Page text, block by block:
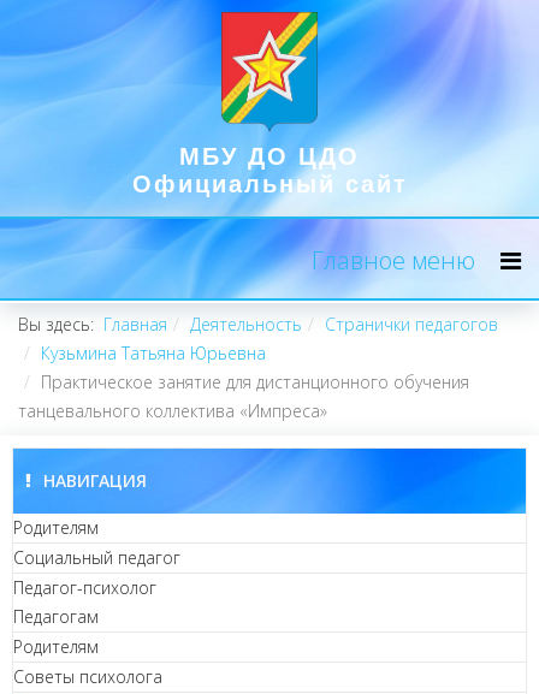
МБУ ДО ЦДО
Официальный сайт
Главное меню
Вы здесь: Главная Деятельность
Странички педагогов
Кузьмина Татьяна Юрьевна
Практическое занятие для дистанционного обучения
танцевального коллектива «Импреса»
НАВИГАЦИЯ
Родителям
Социальный педагог
Педагог-психолог
Педагогам
Родителям
Советы психолога